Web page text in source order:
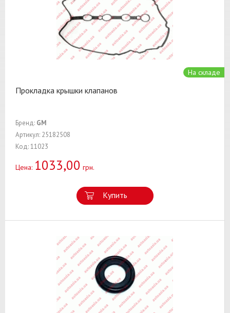
На складе
Прокладка крышки клапанов
Бренд: GM
Артикул: 25182508
Код: 11023
Цена: 1033,00 грн.
Купить